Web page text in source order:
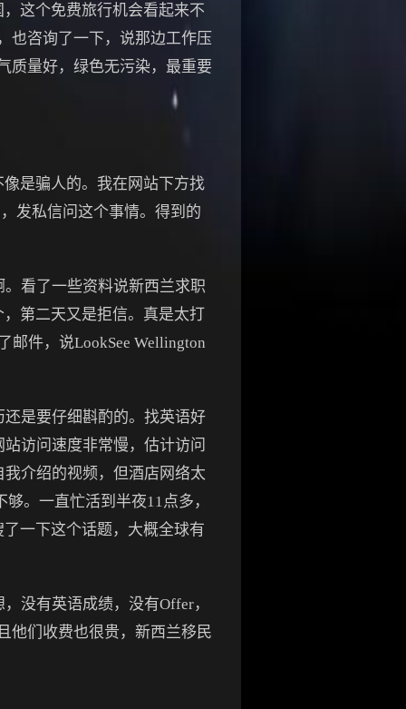
这个免费旅行机会看起来不
也咨询了一下，说那边工作压
质量好，绿色无污染，最重要
是骗人的。我在网站下方找
发私信问这个事情。得到的
看了一些资料说新西兰求职
，第二天又是拒信。真是太打
邮件，说LookSee Wellington
是要仔细斟酌的。找英语好
访问速度非常慢，估计访问
介绍的视频，但酒店网络太
。一直忙活到半夜11点多，
一下这个话题，大概全球有
没有英语成绩，没有Offer，
他们收费也很贵，新西兰移民